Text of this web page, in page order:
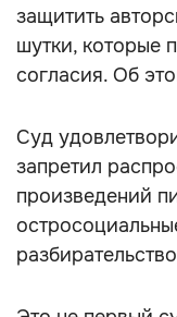
защитить
шутки, которые
согласия. Об
Суд
запретил
произведений